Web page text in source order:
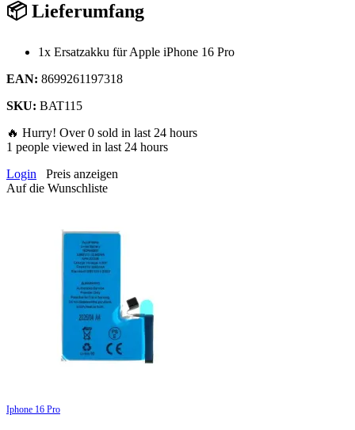
📦 Lieferumfang
1x Ersatzakku für Apple iPhone 16 Pro
EAN: 8699261197318
SKU: BAT115
🔥 Hurry! Over0 sold in last 24 hours
1 people viewed in last 24 hours
Login
Preis anzeigen
Auf die Wunschliste
Iphone 16 Pro